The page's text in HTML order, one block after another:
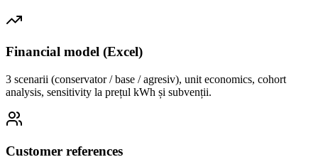
Financial model (Excel)
3 scenarii (conservator / base / agresiv), unit economics, cohort
analysis, sensitivity la prețul kWh și subvenții.
Customer references